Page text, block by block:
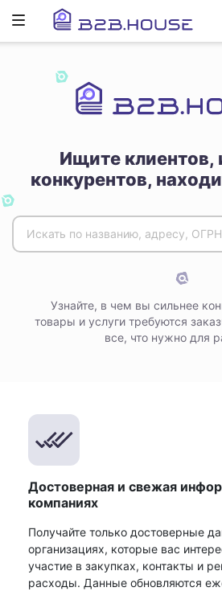
Развернуть
Ищите клиентов,
конкурентов,
Узнайте, в чем вы сильнее
товары и услуги требуются
все, что нужно для
Достоверная и свежая
компаниях
Получайте только достоверные
организациях, которые вас
участие в закупках, контакты и
расходы. Данные обновляются